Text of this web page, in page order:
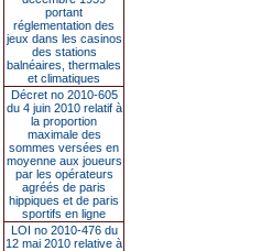
portant
réglementation des
jeux dans les casinos
des stations
balnéaires, thermales
et climatiques
Décret no 2010-605
du 4 juin 2010 relatif à
la proportion
maximale des
sommes versées en
moyenne aux joueurs
par les opérateurs
agréés de paris
hippiques et de paris
sportifs en ligne
LOI no 2010-476 du
12 mai 2010 relative à